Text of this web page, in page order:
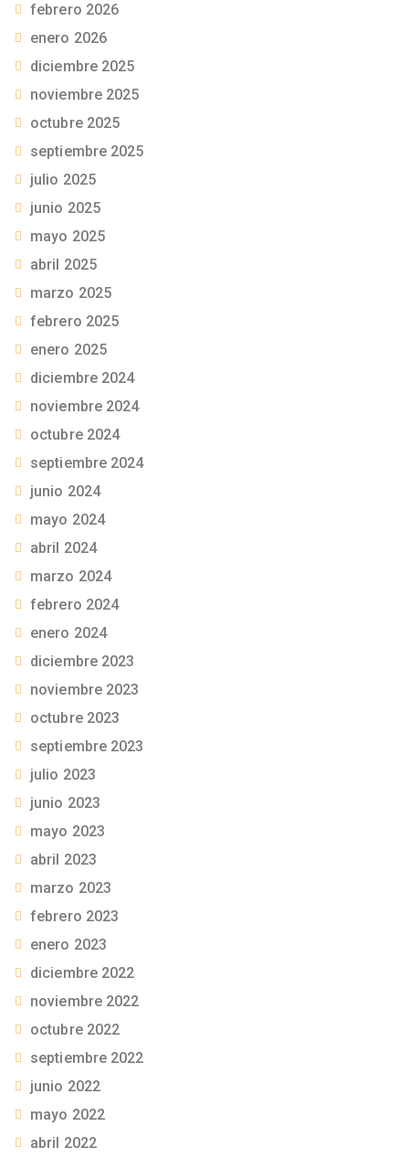
febrero 2026
enero 2026
diciembre 2025
noviembre 2025
octubre 2025
septiembre 2025
julio 2025
junio 2025
mayo 2025
abril 2025
marzo 2025
febrero 2025
enero 2025
diciembre 2024
noviembre 2024
octubre 2024
septiembre 2024
junio 2024
mayo 2024
abril 2024
marzo 2024
febrero 2024
enero 2024
diciembre 2023
noviembre 2023
octubre 2023
septiembre 2023
julio 2023
junio 2023
mayo 2023
abril 2023
marzo 2023
febrero 2023
enero 2023
diciembre 2022
noviembre 2022
octubre 2022
septiembre 2022
junio 2022
mayo 2022
abril 2022